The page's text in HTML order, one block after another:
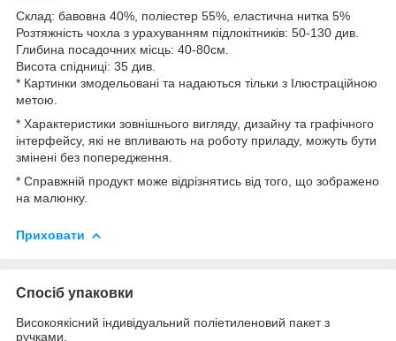
Склад: бавовна 40%, поліестер 55%, еластична нитка 5%
Розтяжність чохла з урахуванням підлокітників: 50-130 див.
Глибина посадочних місць: 40-80см.
Висота спідниці: 35 див.
* Картинки змодельовані та надаються тільки з Ілюстраційною
метою.
* Характеристики зовнішнього вигляду, дизайну та графічного
інтерфейсу, які не впливають на роботу приладу, можуть бути
змінені без попередження.
* Справжній продукт може відрізнятись від того, що зображено
на малюнку.
Приховати
Спосіб упаковки
Високоякісний індивідуальний поліетиленовий пакет з
ручками.